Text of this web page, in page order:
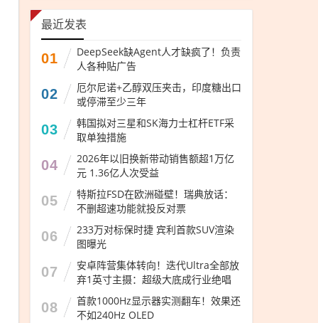
最近发表
01
DeepSeek缺Agent人才缺疯了！负责
人各种贴广告
02
厄尔尼诺+乙醇双压夹击，印度糖出口
或停滞至少三年
03
韩国拟对三星和SK海力士杠杆ETF采
取单独措施
04
2026年以旧换新带动销售额超1万亿
元 1.36亿人次受益
05
特斯拉FSD在欧洲碰壁！瑞典放话：
不删超速功能就投反对票
06
233万对标保时捷 宾利首款SUV渲染
图曝光
07
安卓阵营集体转向！迭代Ultra全部放
弃1英寸主摄：超级大底成行业绝唱
08
首款1000Hz显示器实测翻车！效果还
不如240Hz OLED